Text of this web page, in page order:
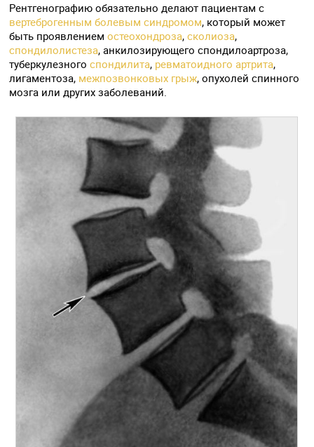
Рентгенографию обязательно делают пациентам с
вертеброгенным болевым синдромом, который может
быть проявлениемостеохондроза,сколиоза,
спондилолистеза, анкилозирующего спондилоартроза,
туберкулезногоспондилита, ревматоидного артрита,
лигаментоза, межпозвонковых грыж, опухолей спинного
мозга или других заболеваний.